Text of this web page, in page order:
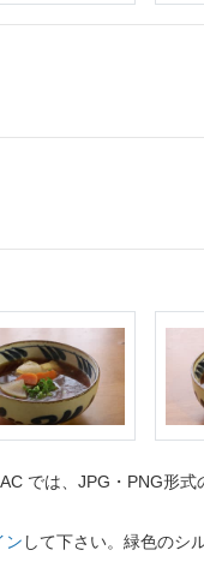
では、JPG・PNG形
ン して下さい。緑色のシ